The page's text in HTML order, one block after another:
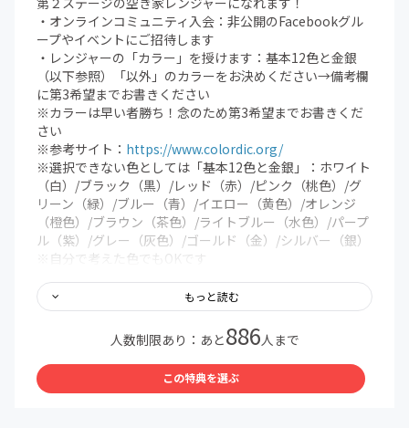
・オンラインコミュニティ入会：非公開のFacebookグル
ープやイベントにご招待します
・レンジャーの「カラー」を授けます：基本12色と金銀
（以下参照）「以外」のカラーをお決めください→備考欄
に第3希望までお書きください
※カラーは早い者勝ち！念のため第3希望までお書きくだ
さい
※参考サイト： https://www.colordic.org/
※選択できない色としては「基本12色と金銀」：ホワイト
（白）/ブラック（黒）/レッド（赤）/ピンク（桃色）/グ
リーン（緑）/ブルー（青）/イエロー（黄色）/オレンジ
（橙色）/ブラウン（茶色）/ライトブルー（水色）/パープ
ル（紫）/グレー（灰色）/ゴールド（金）/シルバー（銀）
※自分で考えた色でもOKです
＜備考欄に記入していただきた内容＞
①希望する「カラー」を第3希望まで
②「住んでいる地域」と「生まれ育った地域」ともに
もっと読む
人数制限あり：あと886人まで
この特典を選ぶ